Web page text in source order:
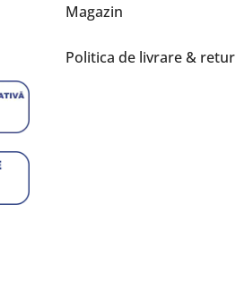
Magazin
Politica de livrare & retur